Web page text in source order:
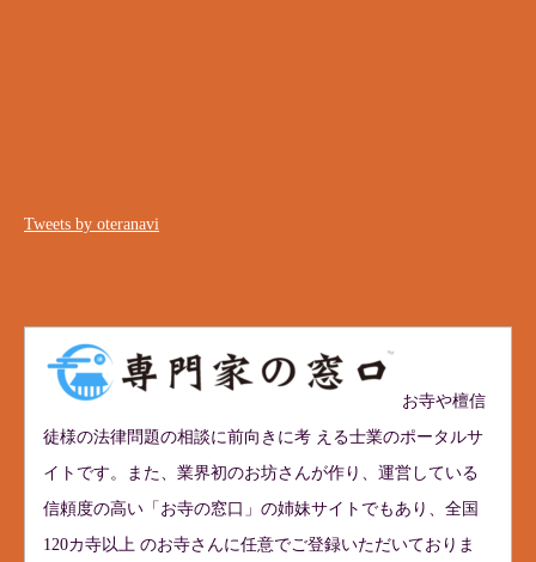
Tweets by oteranavi
お寺や檀信
徒様の法律問題の相談に前向きに考 える士業のポータルサ
イトです。また、業界初のお坊さんが作り、運営している
信頼度の高い「お寺の窓口」の姉妹サイトでもあり、全国
120カ寺以上 のお寺さんに任意でご登録いただいておりま